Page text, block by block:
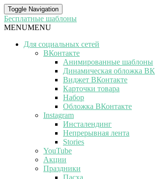
Toggle Navigation
Бесплатные шаблоны
MENUMENU
Для социальных сетей
ВКонтакте
Анимированные шаблоны
Динамическая обложка ВК
Виджет ВКонтакте
Карточки товара
Набор
Обложка ВКонтакте
Instagram
Инсталендинг
Непрерывная лента
Stories
YouTube
Акции
Праздники
Пасха